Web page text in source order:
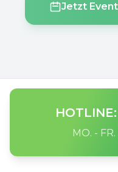
Jetzt
MO. -